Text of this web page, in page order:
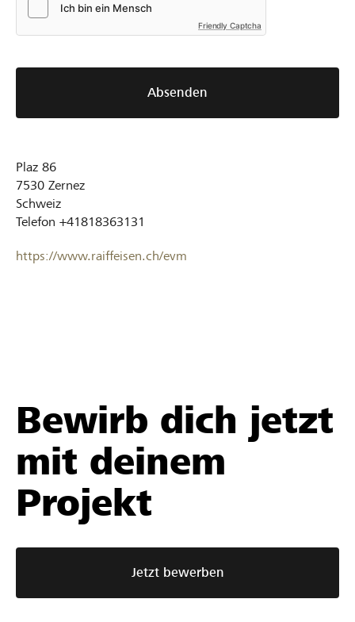
Friendly Captcha
Absenden
Plaz 86
7530 Zernez
Schweiz
Telefon +41818363131
https://www.raiffeisen.ch/evm
Bewirb dich jetzt
mit deinem
Projekt
Jetzt bewerben